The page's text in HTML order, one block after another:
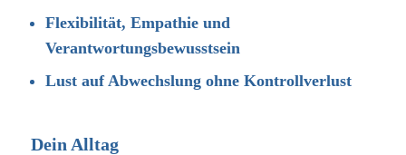
Flexibilität, Empathie und
Verantwortungsbewusstsein
Lust auf Abwechslung ohne Kontrollverlust
Dein Alltag